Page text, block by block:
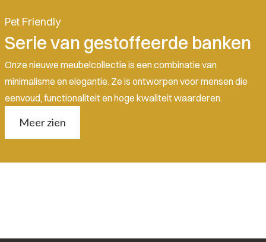
Pet Friendly
Serie van gestoffeerde banken
Onze nieuwe meubelcollectie is een combinatie van
minimalisme en elegantie. Ze is ontworpen voor mensen die
eenvoud, functionaliteit en hoge kwaliteit waarderen.
Meer zien